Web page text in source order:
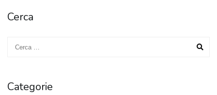
Cerca
Categorie